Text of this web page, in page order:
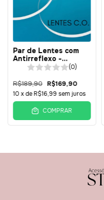
Par de Lentes com
Antirreflexo -
Policarbonato 1.59 -
(0)
R$189,90 R$169,90
10x deR$16,99 sem juros
COMPRAR